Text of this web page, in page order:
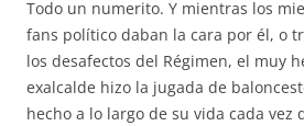
Todo un numerito. Y mientras los
fans político daban la cara por él, o
los desafectos del Régimen, el muy
exalcalde hizo la jugada de
hecho a lo largo de su vida cada vez